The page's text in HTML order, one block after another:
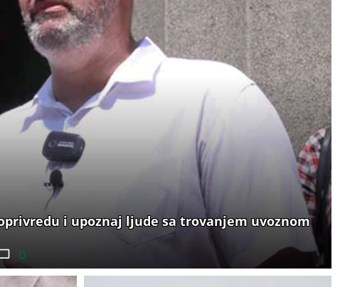
i upoznaj ljude sa trovanjem uvoznom
0